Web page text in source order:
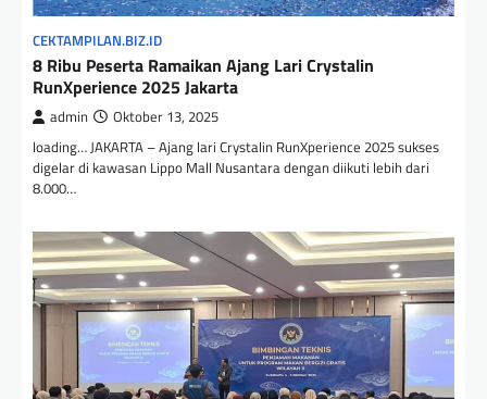
CEKTAMPILAN.BIZ.ID
8 Ribu Peserta Ramaikan Ajang Lari Crystalin
RunXperience 2025 Jakarta
admin Oktober 13, 2025
loading… JAKARTA – Ajang lari Crystalin RunXperience 2025 sukses
digelar di kawasan Lippo Mall Nusantara dengan diikuti lebih dari
8.000…